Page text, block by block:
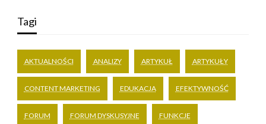
Tagi
AKTUALNOŚCI ANALIZY ARTYKUŁ ARTYKUŁY
CONTENT MARKETING EDUKACJA EFEKTYWNOŚĆ
FORUM FORUM DYSKUSYJNE FUNKCJE